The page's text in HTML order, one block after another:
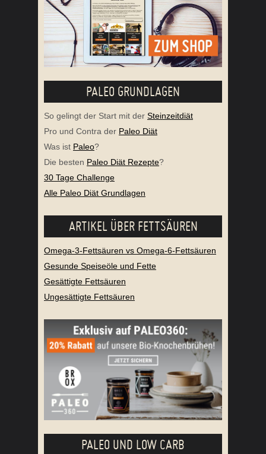
PALEO GRUNDLAGEN
So gelingt der Start mit der Steinzeitdiät
Pro und Contra der Paleo Diät
Was ist Paleo?
Die besten Paleo Diät Rezepte?
30 Tage Challenge
Alle Paleo Diät Grundlagen
ARTIKEL ÜBER FETTSÄUREN
Omega-3-Fettsäuren vs Omega-6-Fettsäuren
Gesunde Speiseöle und Fette
Gesättigte Fettsäuren
Ungesättigte Fettsäuren
PALEO UND LOW CARB